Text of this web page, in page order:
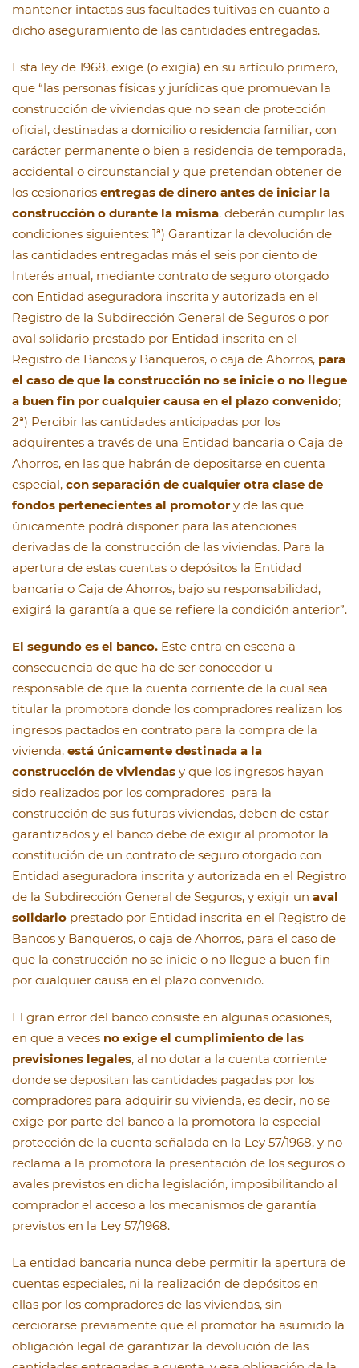
mantener intactas sus facultades tuitivas en cuanto a
dicho aseguramiento de las cantidades entregadas.
Esta ley de 1968, exige (o exigía) en su artículo primero,
que “las personas físicas y jurídicas que promuevan la
construcción de viviendas que no sean de protección
oficial, destinadas a domicilio o residencia familiar, con
carácter permanente o bien a residencia de temporada,
accidental o circunstancial y que pretendan obtener de
los cesionarios entregas de dinero antes de iniciar la
construcción o durante la misma. deberán cumplir las
condiciones siguientes: 1ª) Garantizar la devolución de
las cantidades entregadas más el seis por ciento de
Interés anual, mediante contrato de seguro otorgado
con Entidad aseguradora inscrita y autorizada en el
Registro de la Subdirección General de Seguros o por
aval solidario prestado por Entidad inscrita en el
Registro de Bancos y Banqueros, o caja de Ahorros, para
el caso de que la construcción no se inicie o no llegue
a buen fin por cualquier causa en el plazo convenido;
2ª) Percibir las cantidades anticipadas por los
adquirentes a través de una Entidad bancaria o Caja de
Ahorros, en las que habrán de depositarse en cuenta
especial, con separación de cualquier otra clase de
fondos pertenecientes al promotor y de las que
únicamente podrá disponer para las atenciones
derivadas de la construcción de las viviendas. Para la
apertura de estas cuentas o depósitos la Entidad
bancaria o Caja de Ahorros, bajo su responsabilidad,
exigirá la garantía a que se refiere la condición anterior”.
El segundo es el banco. Este entra en escena a
consecuencia de que ha de ser conocedor u
responsable de que la cuenta corriente de la cual sea
titular la promotora donde los compradores realizan los
ingresos pactados en contrato para la compra de la
vivienda, está únicamente destinada a la
construcción de viviendas y que los ingresos hayan
sido realizados por los compradores para la
construcción de sus futuras viviendas, deben de estar
garantizados y el banco debe de exigir al promotor la
constitución de un contrato de seguro otorgado con
Entidad aseguradora inscrita y autorizada en el Registro
de la Subdirección General de Seguros, y exigir un aval
solidario prestado por Entidad inscrita en el Registro de
Bancos y Banqueros, o caja de Ahorros, para el caso de
que la construcción no se inicie o no llegue a buen fin
por cualquier causa en el plazo convenido.
El gran error del banco consiste en algunas ocasiones,
en que a veces no exige el cumplimiento de las
previsiones legales, al no dotar a la cuenta corriente
donde se depositan las cantidades pagadas por los
compradores para adquirir su vivienda, es decir, no se
exige por parte del banco a la promotora la especial
protección de la cuenta señalada en la Ley 57/1968, y no
reclama a la promotora la presentación de los seguros o
avales previstos en dicha legislación, imposibilitando al
comprador el acceso a los mecanismos de garantía
previstos en la Ley 57/1968.
La entidad bancaria nunca debe permitir la apertura de
cuentas especiales, ni la realización de depósitos en
ellas por los compradores de las viviendas, sin
cerciorarse previamente que el promotor ha asumido la
obligación legal de garantizar la devolución de las